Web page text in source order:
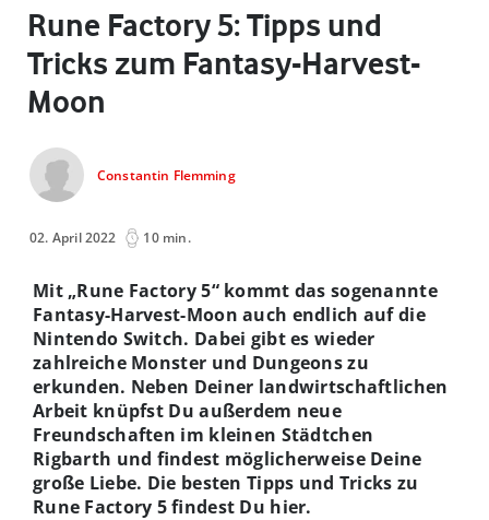
Rune Factory 5: Tipps und
Tricks zum Fantasy-Harvest-
Moon
Constantin Flemming
02. April 2022 10 min.
Mit „Rune Factory 5“ kommt das sogenannte
Fantasy-Harvest-Moon auch endlich auf die
Nintendo Switch. Dabei gibt es wieder
zahlreiche Monster und Dungeons zu
erkunden. Neben Deiner landwirtschaftlichen
Arbeit knüpfst Du außerdem neue
Freundschaften im kleinen Städtchen
Rigbarth und findest möglicherweise Deine
große Liebe. Die besten Tipps und Tricks zu
Rune Factory 5 findest Du hier.